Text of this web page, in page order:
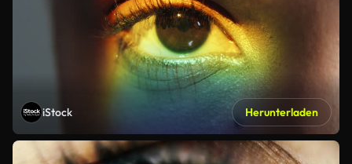
iStock Herunterladen